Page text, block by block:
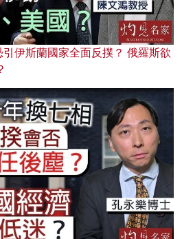
伊斯蘭國家全面反撲？ 俄羅斯欲